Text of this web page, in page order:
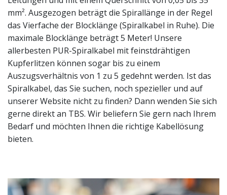
mm². Ausgezogen beträgt die Spirallänge in der Regel
das Vierfache der Blocklänge (Spiralkabel in Ruhe). Die
maximale Blocklänge beträgt 5 Meter! Unsere
allerbesten PUR-Spiralkabel mit feinstdrähtigen
Kupferlitzen können sogar bis zu einem
Auszugsverhältnis von 1 zu 5 gedehnt werden. Ist das
Spiralkabel, das Sie suchen, noch spezieller und auf
unserer Website nicht zu finden? Dann wenden Sie sich
gerne direkt an TBS. Wir beliefern Sie gern nach Ihrem
Bedarf und möchten Ihnen die richtige Kabellösung
bieten.